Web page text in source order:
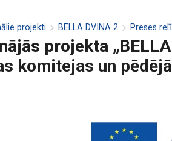
projekti BELLA DVINA 2 Preses
projekta
komitejas un